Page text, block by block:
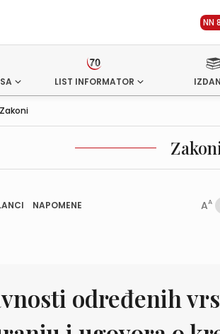
NN
LIST INFORMATOR
Zakoni
NAPOMENE AA
određenih